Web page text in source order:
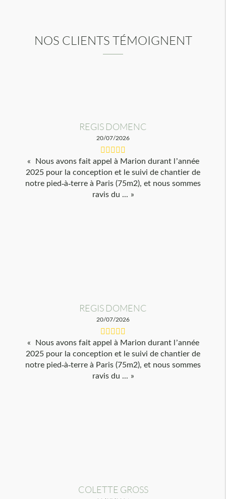
NOS CLIENTS TÉMOIGNENT
REGIS DOMENC
20/07/2026
Nous avons fait appel à Marion durant l’année
2025 pour la conception et le suivi de chantier de
notre pied-à-terre à Paris (75m2), et nous sommes
ravis du ...
REGIS DOMENC
20/07/2026
Nous avons fait appel à Marion durant l’année
2025 pour la conception et le suivi de chantier de
notre pied-à-terre à Paris (75m2), et nous sommes
ravis du ...
COLETTE GROSS